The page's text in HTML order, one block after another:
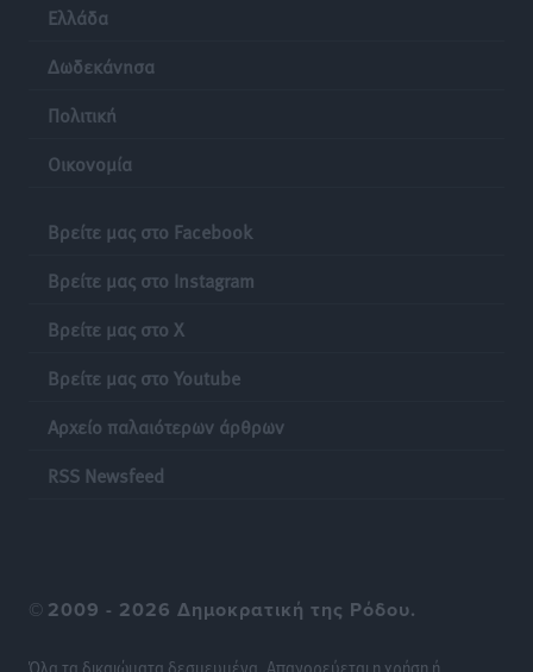
Ελλάδα
Δωδεκάνησα
Πολιτική
Οικονομία
Βρείτε μας στο Facebook
Βρείτε μας στο Instagram
Βρείτε μας στο X
Βρείτε μας στο Youtube
Αρχείο παλαιότερων άρθρων
RSS Newsfeed
© 2009 - 2026 Δημοκρατική της Ρόδου.
Όλα τα δικαιώματα δεσμευμένα. Απαγορεύεται η χρήση ή